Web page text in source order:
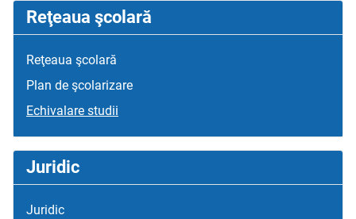
Reţeaua şcolară
Reţeaua şcolară
Plan de şcolarizare
Echivalare studii
Juridic
Juridic